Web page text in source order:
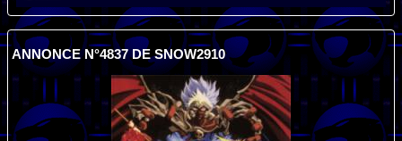
ANNONCE N°4837 DE SNOW2910